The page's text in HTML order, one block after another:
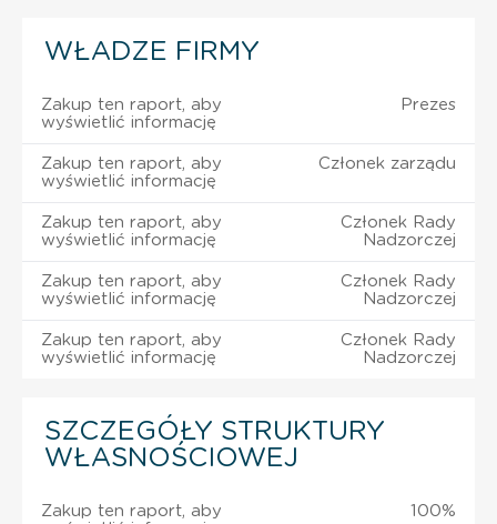
WŁADZE FIRMY
Zakup ten raport, aby
wyświetlić informację
Prezes
Zakup ten raport, aby
wyświetlić informację
Członek zarządu
Zakup ten raport, aby
wyświetlić informację
Członek Rady
Nadzorczej
Zakup ten raport, aby
wyświetlić informację
Członek Rady
Nadzorczej
Zakup ten raport, aby
wyświetlić informację
Członek Rady
Nadzorczej
SZCZEGÓŁY STRUKTURY
WŁASNOŚCIOWEJ
Zakup ten raport, aby
100%